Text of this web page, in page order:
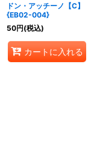
ドン・アッチーノ【C】
{EB02-004}
50円(税込)
カートに入れる